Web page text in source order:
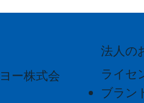
唄（うた）～醸造
音楽振動熟成酒
聚楽第
第９」音楽振動熟
音彩酒
香｢加振酒｣無濾過
ホ。
ー株式会
法人の
ライセ
ブラン